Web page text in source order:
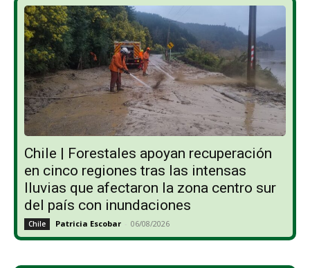
Chile | Forestales apoyan recuperación
en cinco regiones tras las intensas
lluvias que afectaron la zona centro sur
del país con inundaciones
Chile Patricia Escobar - 06/08/2026